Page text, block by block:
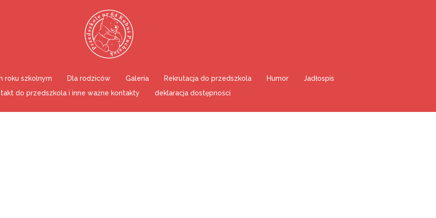
roku szkolnym Dla rodziców Galeria Rekrutacja do przedszkola Humor
Jadłospis
do przedszkola i inne ważne kontakty
deklaracja dostępności